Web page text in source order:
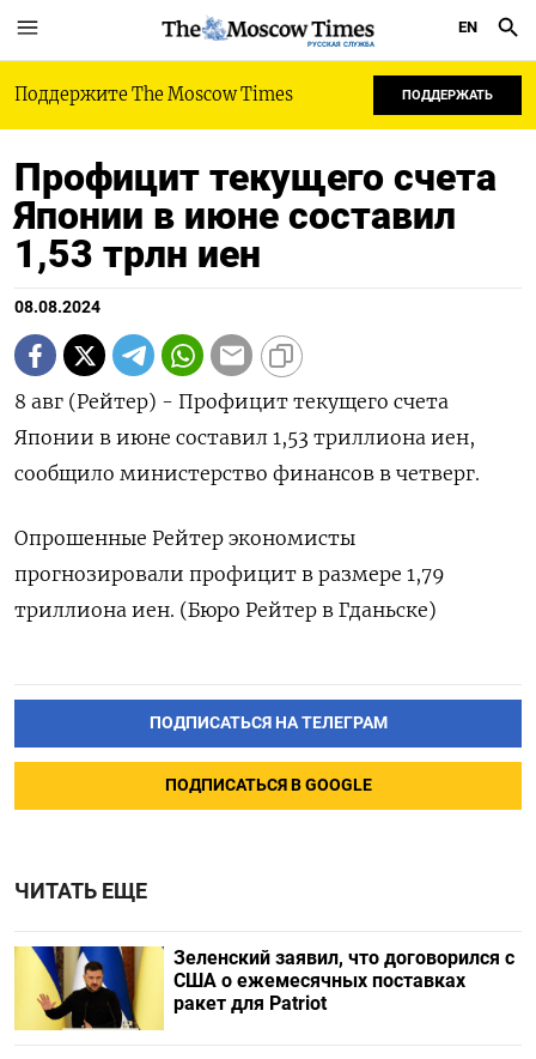
РУССКАЯ СЛУЖБА
EN
Поддержите The Moscow Times ПОДДЕРЖАТЬ
Профицит текущего счета
Японии в июне составил
1,53 трлн иен
08.08.2024
8 авг (Рейтер) - Профицит текущего счета
Японии в июне составил 1,53 триллиона иен,
сообщило министерство финансов в четверг.
Опрошенные Рейтер экономисты
прогнозировали профицит в размере 1,79
триллиона иен. (Бюро Рейтер в Гданьске)
ПОДПИСАТЬСЯ НА ТЕЛЕГРАМ
ПОДПИСАТЬСЯ В GOOGLE
ЧИТАТЬ ЕЩЕ
Зеленский заявил, что договорился с
США о ежемесячных поставках
ракет для Patriot